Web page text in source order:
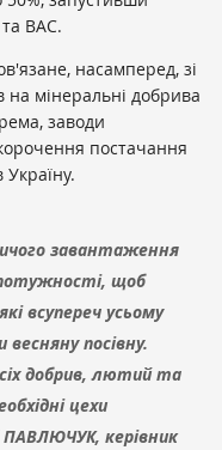
ВАС.
насамперед, зі
на мінеральні добрива
заводи
постачання
завантаження
щоб
всупереч усьому
посівну.
добрив, лютий та
цехи
керівник